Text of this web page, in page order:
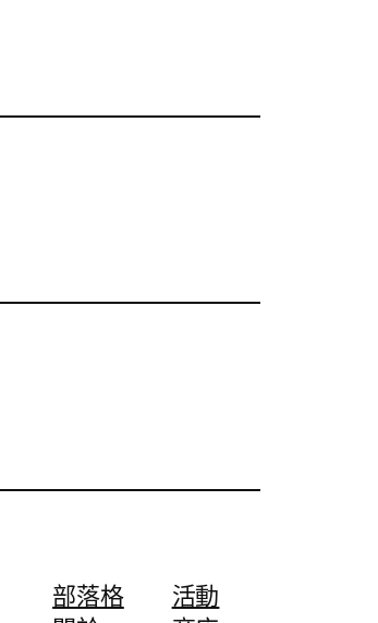
部落格
活動